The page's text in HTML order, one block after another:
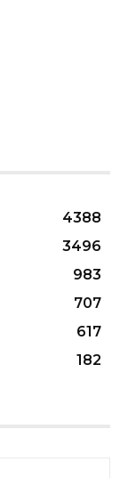
4388
3496
983
707
617
182